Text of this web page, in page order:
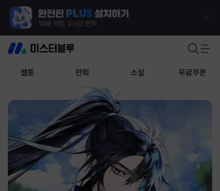
웹툰 만화 소설 무료쿠폰